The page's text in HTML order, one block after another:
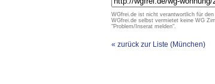
WGfrei.de ist nicht verantwortlich für
WGfrei.de selbst vermietet keine WG
"Problem/Inserat melden".
« zurück zur Liste (München)